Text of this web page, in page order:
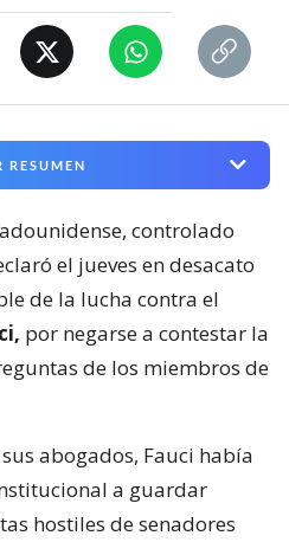
RESUMEN
controlado
el jueves en desacato
de la lucha contra el
por negarse a contestar la
de los miembros de
abogados, Fauci había
a guardar
hostiles de senadores